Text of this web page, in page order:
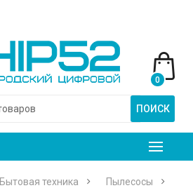
ПОИСК
0
Бытовая техника
Пылесосы